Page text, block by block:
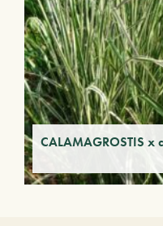
CALAMAGROSTIS x